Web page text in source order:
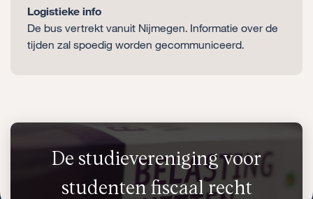
Logistieke info
De bus vertrekt vanuit Nijmegen. Informatie over de
tijden zal spoedig worden gecommuniceerd.
De studievereniging voor
studenten fiscaal recht